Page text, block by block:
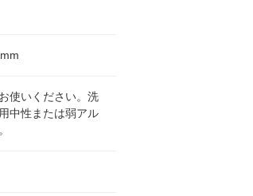
使いください。洗
中性または弱アル